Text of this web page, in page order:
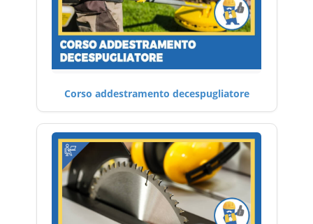
Corso addestramento decespugliatore